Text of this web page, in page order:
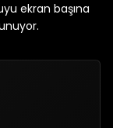
ekran başına